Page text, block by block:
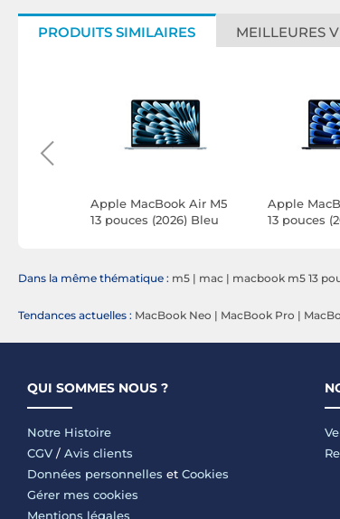
PRODUITS SIMILAIRES MEILLEURES
Apple MacBook Air M5
13 pouces (2026) Bleu
Apple
13 pouces
Dans la même thématique : m5 | mac | macbook m5 13
Tendances actuelles : MacBook Neo | MacBook Pro |
QUI SOMMES NOUS ?
Notre Histoire
CGV / Avis clients
Données personnelles et Cookies
Gérer mes cookies
Mentions légales